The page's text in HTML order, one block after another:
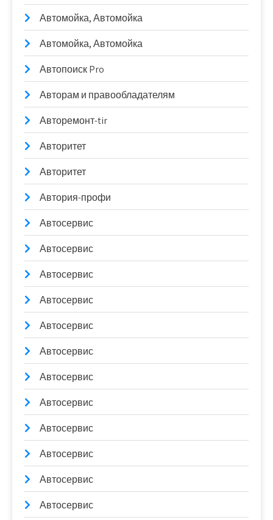
Автомойка, Автомойка
Автомойка, Автомойка
Автопоиск Pro
Авторам и правообладателям
Авторемонт-tir
Авторитет
Авторитет
Автория-профи
Автосервис
Автосервис
Автосервис
Автосервис
Автосервис
Автосервис
Автосервис
Автосервис
Автосервис
Автосервис
Автосервис
Автосервис